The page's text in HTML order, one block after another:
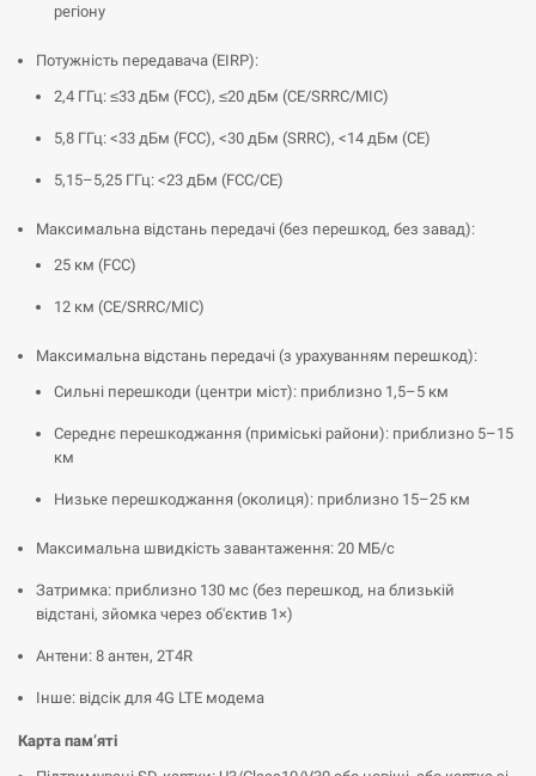
регіону
Потужність передавача (EIRP):
2,4 ГГц: ≤33 дБм (FCC), ≤20 дБм (CE/SRRC/MIC)
5,8 ГГц: <33 дБм (FCC), <30 дБм (SRRC), <14 дБм (CE)
5,15–5,25 ГГц: <23 дБм (FCC/CE)
Максимальна відстань передачі (без перешкод, без завад):
25 км (FCC)
12 км (CE/SRRC/MIC)
Максимальна відстань передачі (з урахуванням перешкод):
Сильні перешкоди (центри міст): приблизно 1,5–5 км
Середнє перешкоджання (приміські райони): приблизно 5–15
км
Низьке перешкоджання (околиця): приблизно 15–25 км
Максимальна швидкість завантаження: 20 МБ/с
Затримка: приблизно 130 мс (без перешкод, на близькій
відстані, зйомка через об'єктив 1×)
Антени: 8 антен, 2T4R
Інше: відсік для 4G LTE модема
Карта пам’яті